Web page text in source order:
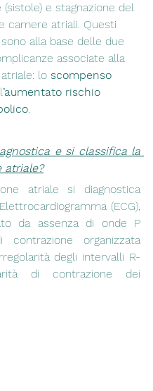
e stagnazione del
camere atriali. Questi
alla base delle due
associate alla
lo scompenso
’aumentato rischio
.
e si classifica la
atriale?
atriale si diagnostica
(ECG),
da assenza di onde P
contrazione organizzata
degli intervalli R-
di contrazione dei